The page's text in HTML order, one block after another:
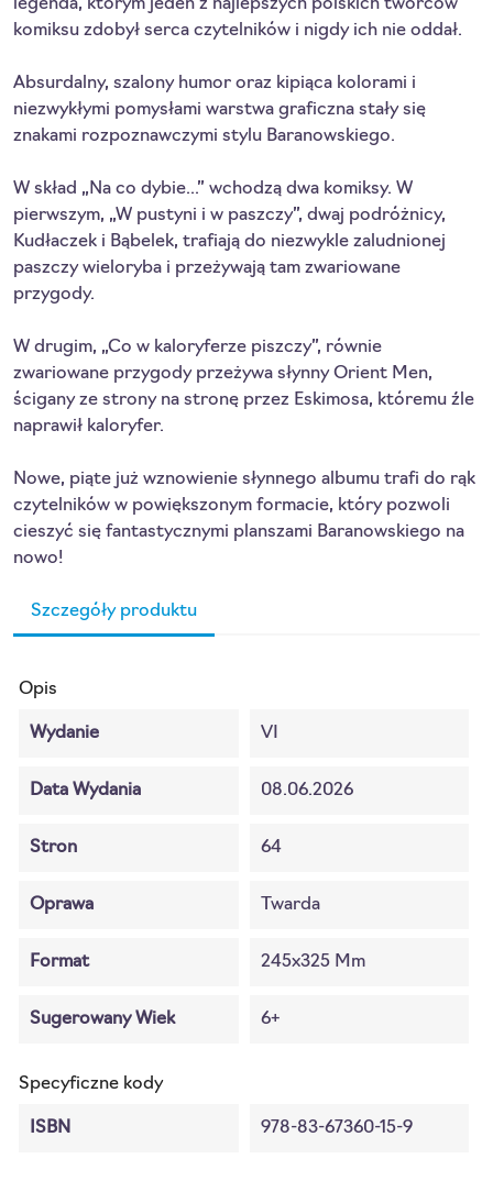
legenda, którym jeden z najlepszych polskich twórców
komiksu zdobył serca czytelników i nigdy ich nie oddał.
Absurdalny, szalony humor oraz kipiąca kolorami i
niezwykłymi pomysłami warstwa graficzna stały się
znakami rozpoznawczymi stylu Baranowskiego.
W skład „Na co dybie...” wchodzą dwa komiksy. W
pierwszym, „W pustyni i w paszczy”, dwaj podróżnicy,
Kudłaczek i Bąbelek, trafiają do niezwykle zaludnionej
paszczy wieloryba i przeżywają tam zwariowane
przygody.
W drugim, „Co w kaloryferze piszczy”, równie
zwariowane przygody przeżywa słynny Orient Men,
ścigany ze strony na stronę przez Eskimosa, któremu źle
naprawił kaloryfer.
Nowe, piąte już wznowienie słynnego albumu trafi do rąk
czytelników w powiększonym formacie, który pozwoli
cieszyć się fantastycznymi planszami Baranowskiego na
nowo!
Szczegóły produktu
Opis
Wydanie VI
Data Wydania 08.06.2026
Stron 64
Oprawa Twarda
Format 245x325 Mm
Sugerowany Wiek 6+
Specyficzne kody
ISBN 978-83-67360-15-9